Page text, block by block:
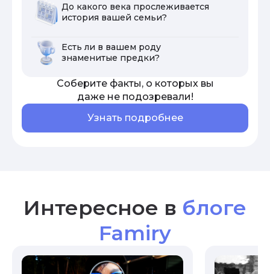
До какого века прослеживается
история вашей семьи?
Есть ли в вашем роду
знаменитые предки?
Соберите факты, о которых вы
даже не подозревали!
Узнать подробнее
Интересное в блоге
Famiry